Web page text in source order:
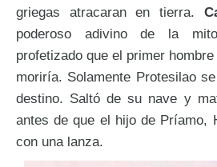
griegas atracaran en tierra.
poderoso adivino de la
profetizado que el primer
moriría. Solamente Protesilao
destino. Saltó de su nave y
antes de que el hijo de Príamo,
con una lanza.